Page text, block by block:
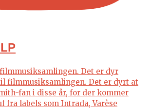
Det er dyr